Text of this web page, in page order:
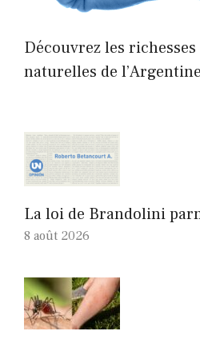
Découvrez les
naturelles de
La loi de Brandolini
8 août 2026